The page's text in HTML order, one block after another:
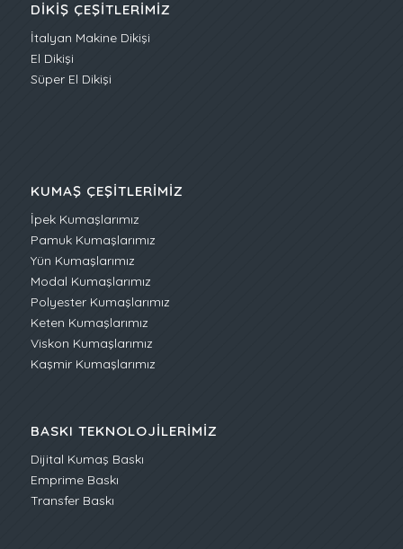
DIKIŞ ÇEŞITLERIMIZ
İtalyan Makine Dikişi
El Dikişi
Süper El Dikişi
KUMAŞ ÇEŞITLERIMIZ
İpek Kumaşlarımız
Pamuk Kumaşlarımız
Yün Kumaşlarımız
Modal Kumaşlarımız
Polyester Kumaşlarımız
Keten Kumaşlarımız
Viskon Kumaşlarımız
Kaşmir Kumaşlarımız
BASKI TEKNOLOJILERIMIZ
Dijital Kumaş Baskı
Emprime Baskı
Transfer Baskı